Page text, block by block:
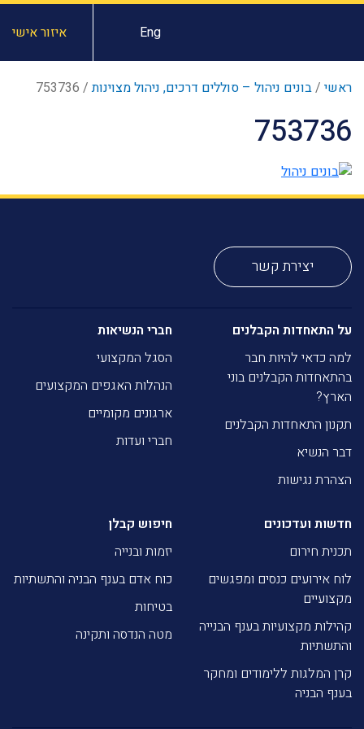
Eng איזור אישי
ראשי /בונים ניהול – סוללים דרכים, ניהול מצוינות/
753736
753736
יצירת קשר
על התאחדות הקבלנים
למה כדאי להיות חבר
בהתאחדות הקבלנים בוני
הארץ?
תקנון התאחדות הקבלנים
דבר הנשיא
הצהרת נגישות
חברי הנשיאות
הסגל המקצועי
הנהלות האגפים המקצועים
ארגונים מקומיים
חברי ועדות
חדשות ועדכונים
תכנית חירום
לוח אירועים כנסים ומפגשים
מקצועיים
קהילות מקצועיות בענף הבנייה
והתשתיות
קרן המלגות ללימודים ומחקר
בענף הבניה
חיפוש קבלן
יזמות ובנייה
כוח אדם בענף הבניה והתשתיות
בטיחות
מטה הנדסה ותקינה